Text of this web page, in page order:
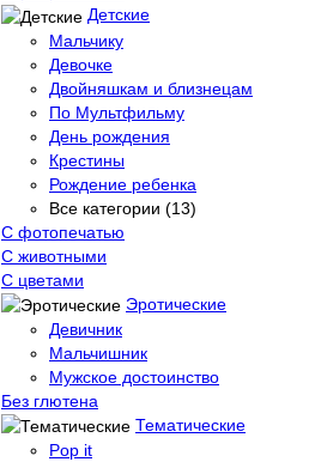
Детские
Мальчику
Девочке
Двойняшкам и близнецам
По Мультфильму
День рождения
Крестины
Рождение ребенка
Все категории (13)
С фотопечатью
C животными
С цветами
Эротические
Девичник
Мальчишник
Мужское достоинство
Без глютена
Тематические
Pop it